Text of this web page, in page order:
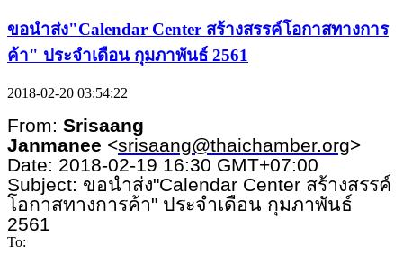
ขอนำส่ง"Calendar Center สร้างสรรค์โอกาสทางการ
ค้า" ประจำเดือน กุมภาพันธ์ 2561
2018-02-20 03:54:22
From: Srisaang
Janmanee <srisaang@thaichamber.org>
Date: 2018-02-19 16:30 GMT+07:00
Subject: ขอนำส่ง"Calendar Center สร้างสรรค์
โอกาสทางการค้า" ประจำเดือน กุมภาพันธ์
2561
To: